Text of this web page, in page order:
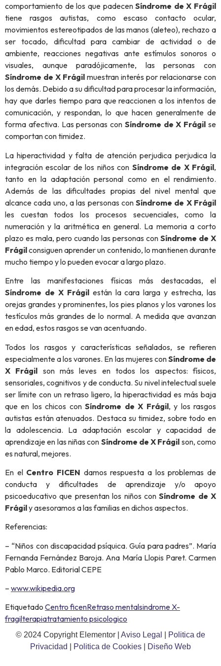
comportamiento de los que padecenSíndrome de X Frágil
tiene rasgos autistas, como escaso contacto ocular,
movimientos estereotipados de las manos (aleteo), rechazo a
ser tocado, dificultad para cambiar de actividad o de
ambiente, reacciones negativas ante estímulos sonoros o
visuales, aunque paradójicamente, las personas con
Síndrome de X Frágil muestran interés por relacionarse con
los demás. Debido a su dificultad para procesar la información,
hay que darles tiempo para que reaccionen a los intentos de
comunicación, y respondan, lo que hacen generalmente de
forma afectiva. Las personas con Síndrome de X Frágil se
comportan con timidez.
La hiperactividad y falta de atención perjudica perjudica la
integración escolar de los niños con Síndrome de X Frágil,
tanto en la adaptación personal como en el rendimiento.
Además de las dificultades propias del nivel mental que
alcance cada uno, a las personas conSíndrome de X Frágil
les cuestan todos los procesos secuenciales, como la
numeración y la aritmética en general. La memoria a corto
plazo es mala, pero cuando las personas con Síndrome de X
Frágilconsiguen aprender un contenido, lo mantienen durante
mucho tiempo y lo pueden evocar a largo plazo.
Entre las manifestaciones físicas más destacadas, el
Síndrome de X Frágilestán la cara larga y estrecha, las
orejas grandes y prominentes, los pies planos y los varones los
testículos más grandes de lo normal. A medida que avanzan
en edad, estos rasgos se van acentuando.
Todos los rasgos y características señalados, se refieren
especialmente a los varones. En las mujeres conSíndrome de
X Frágil son más leves en todos los aspectos: físicos,
sensoriales, cognitivos y de conducta. Su nivel intelectual suele
ser límite con un retraso ligero, la hiperactividad es más baja
que en los chicos conSíndrome de X Frágil, y los rasgos
autistas están atenuados. Destaca su timidez, sobre todo en
la adolescencia. La adaptación escolar y capacidad de
aprendizaje en las niñas con Síndrome de X Frágil son, como
es natural, mejores.
En el Centro FICEN damos respuesta a los problemas de
conducta y dificultades de aprendizaje y/o apoyo
psicoeducativo que presentan los niños conSíndrome de X
Frágily asesoramos a las familias en dichos aspectos.
Referencias:
– “Niños con discapacidad psíquica. Guía para padres”. María
Fernanda Fernández Baroja. Ana María Llopis Paret. Carmen
Pablo Marco. Editorial CEPE
– www.wikipedia.org
Etiquetado Centro ficenRetraso mentalsindrome X-
fragilterapiatratamiento psicologico
© 2024 Copyright Elementor | Aviso Legal
Politica de
Privacidad
Politica de Cookies Diseño Web